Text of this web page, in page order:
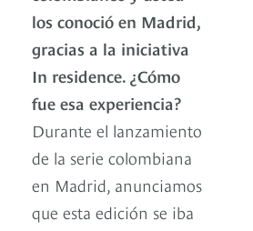
los conoció en Madrid,
gracias a la iniciativa
In residence. ¿Cómo
fue esa experiencia?
Durante el lanzamiento
de la serie colombiana
en Madrid, anunciamos
que esta edición se iba